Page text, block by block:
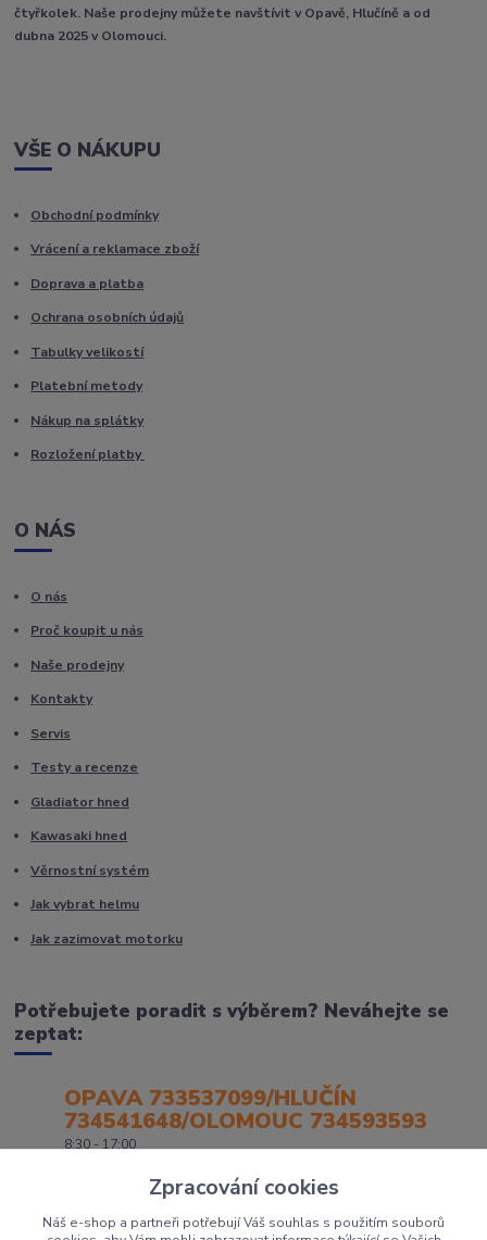
čtyřkolek. Naše prodejny můžete navštívit v Opavě, Hlučíně a od
dubna 2025 v Olomouci.
VŠE O NÁKUPU
Obchodní podmínky
Vrácení a reklamace zboží
Doprava a platba
Ochrana osobních údajů
Tabulky velikostí
Platební metody
Nákup na splátky
Rozložení platby
O NÁS
O nás
Proč koupit u nás
Naše prodejny
Kontakty
Servis
Testy a recenze
Gladiator hned
Kawasaki hned
Věrnostní systém
Jak vybrat helmu
Jak zazimovat motorku
Potřebujete poradit s výběrem? Neváhejte se
zeptat:
OPAVA 733537099/HLUČÍN
734541648/OLOMOUC 734593593
8:30 - 17:00
Zpracování cookies
Náš e-shop a partneři potřebují Váš souhlas s použitím souborů